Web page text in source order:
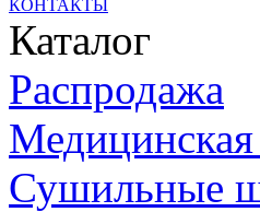
КОНТАКТЫ
Каталог
Распродажа
Медицинская
Сушильные